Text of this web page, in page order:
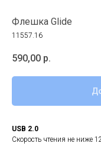
Флешка Glide
11557.16
590,00 р.
USB 2.0
Скорость чтения не ниже